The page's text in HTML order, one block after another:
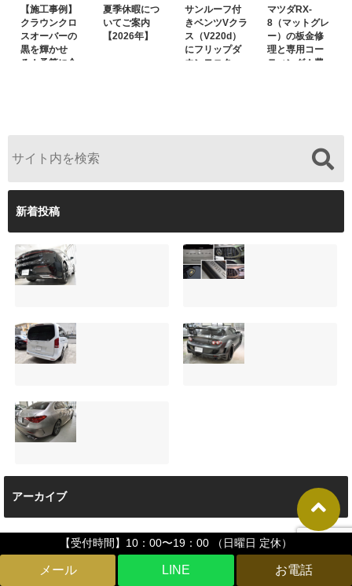
【受付時間】10：00〜19：00 （日曜日 定休）
LINE
【施工事例】
クラウンクロ
スオーバーの
黒を輝かせ
る！予算に合
夏季休暇につ
いてご案内
【2026年】
サンルーフ付
きベンツVクラ
ス（V220d）
にフリップダ
ウンモニター
マツダRX-
8（マットグレ
ー）の板金修
理と専用コー
ティング！費
新着投稿
【施工事例】クラ
ウンクロスオーバ
ーの黒を輝かせ
と車内イルミネー
ション設置
2026.08.08
夏季休暇について
ご案内【2026年】
2026.08.05
サンルーフ付きベ
ンツVクラス
（V220d）にフリ
店で断られた悩み
をプロの技術で解
2026.08.04
は？
【施工事例】メル
セデス・ベンツ
C220d｜3層セラ
ミックの“いいとこ
取り”「ミックスコ
ート」と弱点克服
のプロテクション
アーカイブ
2026年8月